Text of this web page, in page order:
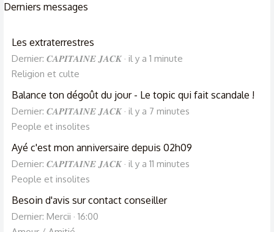
Derniers messages
Les extraterrestres
Dernier: 𝑪𝑨𝑷𝑰𝑻𝑨𝑰𝑵𝑬 𝑱𝑨𝑪𝑲 il y a 1 minute
Religion et culte
Balance ton dégoût du jour - Le topic qui fait scandale !
Dernier: 𝑪𝑨𝑷𝑰𝑻𝑨𝑰𝑵𝑬 𝑱𝑨𝑪𝑲 il y a 7 minutes
People et insolites
Ayé c'est mon anniversaire depuis 02h09
Dernier: 𝑪𝑨𝑷𝑰𝑻𝑨𝑰𝑵𝑬 𝑱𝑨𝑪𝑲 il y a 11 minutes
People et insolites
Besoin d'avis sur contact conseiller
Dernier: Mercii
16:00